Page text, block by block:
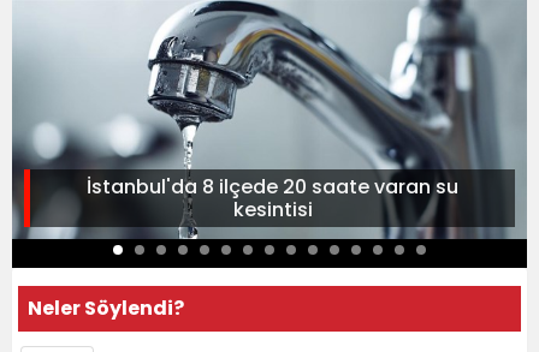
İstanbul'da 8 ilçede 20 saate varan su
kesintisi
Neler Söylendi?